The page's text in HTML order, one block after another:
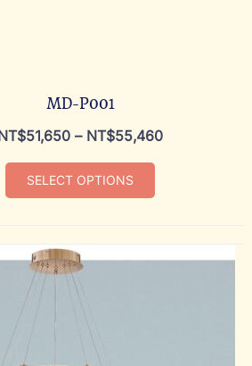
MD-P001
51,650 – NT$55,460
SELECT OPTIONS